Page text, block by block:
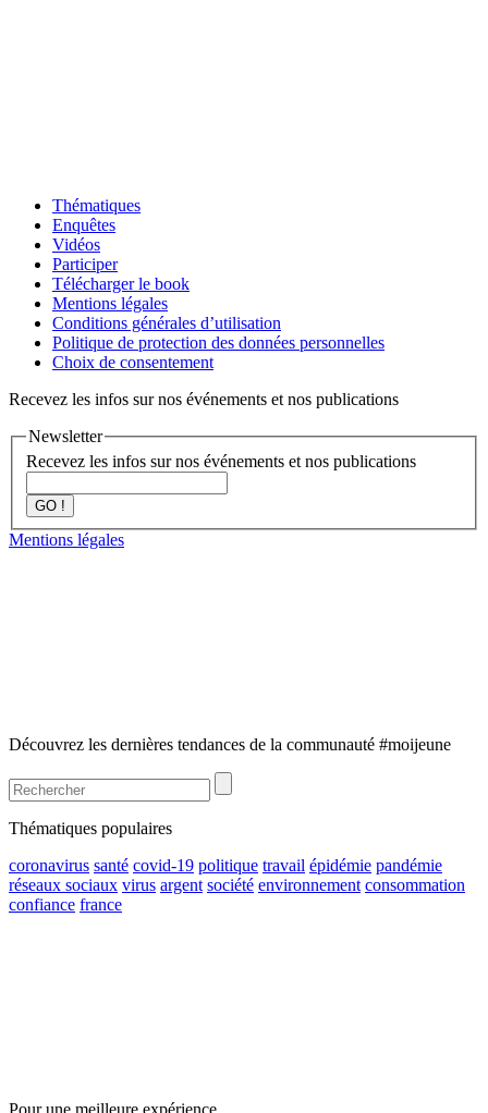
Thématiques
Enquêtes
Vidéos
Participer
Télécharger le book
Mentions légales
Conditions générales d’utilisation
Politique de protection des données personnelles
Choix de consentement
Recevez les infos sur nos événements et nos publications
Newsletter
Recevez les infos sur nos événements et nos publications
GO !
Mentions légales
Découvrez les dernières tendances de la communauté #moijeune
Thématiques populaires
coronavirus santé covid-19 politique travail épidémie pandémie
réseaux sociaux virus argent société environnement consommation
confiance france